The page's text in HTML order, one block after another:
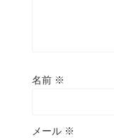
名前 ※
メール ※